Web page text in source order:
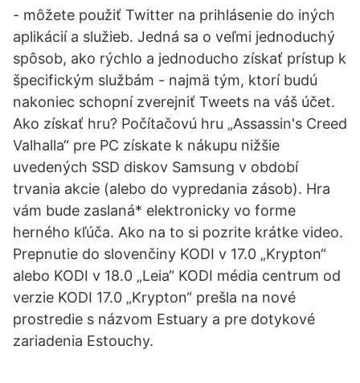
- môžete použiť Twitter na prihlásenie do iných
aplikácií a služieb. Jedná sa o veľmi jednoduchý
spôsob, ako rýchlo a jednoducho získať prístup k
špecifickým službám - najmä tým, ktorí budú
nakoniec schopní zverejniť Tweets na váš účet.
Ako získať hru? Počítačovú hru „Assassin's Creed
Valhalla“ pre PC získate k nákupu nižšie
uvedených SSD diskov Samsung v období
trvania akcie (alebo do vypredania zásob). Hra
vám bude zaslaná* elektronicky vo forme
herného kľúča. Ako na to si pozrite krátke video.
Prepnutie do slovenčiny KODI v 17.0 „Krypton“
alebo KODI v 18.0 „Leia“ KODI média centrum od
verzie KODI 17.0 „Krypton“ prešla na nové
prostredie s názvom Estuary a pre dotykové
zariadenia Estouchy.